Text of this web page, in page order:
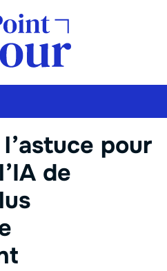
pour
de